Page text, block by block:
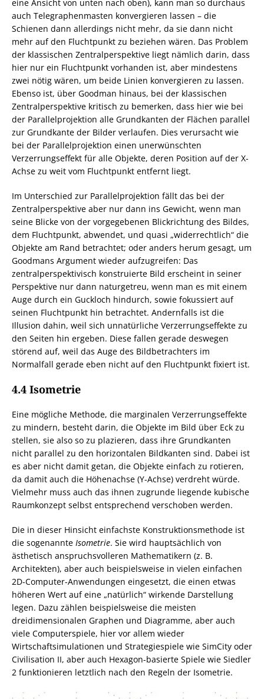
eine Ansicht von unten nach oben), kann man so durchaus
auch Telegraphenmasten konvergieren lassen – die
Schienen dann allerdings nicht mehr, da sie dann nicht
mehr auf den Fluchtpunkt zu beziehen wären. Das Problem
der klassischen Zentralperspektive liegt nämlich darin, dass
hier nur ein Fluchtpunkt vorhanden ist, aber mindestens
zwei nötig wären, um beide Linien konvergieren zu lassen.
Ebenso ist, über Goodman hinaus, bei der klassischen
Zentralperspektive kritisch zu bemerken, dass hier wie bei
der Parallelprojektion alle Grundkanten der Flächen parallel
zur Grundkante der Bilder verlaufen. Dies verursacht wie
bei der Parallelprojektion einen unerwünschten
Verzerrungseffekt für alle Objekte, deren Position auf der X-
Achse zu weit vom Fluchtpunkt entfernt liegt.
Im Unterschied zur Parallelprojektion fällt das bei der
Zentralperspektive aber nur dann ins Gewicht, wenn man
seine Blicke von der vorgegebenen Blickrichtung des Bildes,
dem Fluchtpunkt, abwendet, und quasi „widerrechtlich“ die
Objekte am Rand betrachtet; oder anders herum gesagt, um
Goodmans Argument wieder aufzugreifen: Das
zentralperspektivisch konstruierte Bild erscheint in seiner
Perspektive nur dann naturgetreu, wenn man es mit einem
Auge durch ein Guckloch hindurch, sowie fokussiert auf
seinen Fluchtpunkt hin betrachtet. Andernfalls ist die
Illusion dahin, weil sich unnatürliche Verzerrungseffekte zu
den Seiten hin ergeben. Diese fallen gerade deswegen
störend auf, weil das Auge des Bildbetrachters im
Normalfall gerade eben nicht auf den Fluchtpunkt fixiert ist.
4.4 Isometrie
Eine mögliche Methode, die marginalen Verzerrungseffekte
zu mindern, besteht darin, die Objekte im Bild über Eck zu
stellen, sie also so zu plazieren, dass ihre Grundkanten
nicht parallel zu den horizontalen Bildkanten sind. Dabei ist
es aber nicht damit getan, die Objekte einfach zu rotieren,
da damit auch die Höhenachse (Y-Achse) verdreht würde.
Vielmehr muss auch das ihnen zugrunde liegende kubische
Raumkonzept selbst entsprechend verschoben werden.
Die in dieser Hinsicht einfachste Konstruktionsmethode ist
die sogenannte Isometrie. Sie wird hauptsächlich von
ästhetisch anspruchsvolleren Mathematikern (z. B.
Architekten), aber auch beispielsweise in vielen einfachen
2D-Computer-Anwendungen eingesetzt, die einen etwas
höheren Wert auf eine „natürlich“ wirkende Darstellung
legen. Dazu zählen beispielsweise die meisten
dreidimensionalen Graphen und Diagramme, aber auch
viele Computerspiele, hier vor allem wieder
Wirtschaftsimulationen und Strategiespiele wie SimCity oder
Civilisation II, aber auch Hexagon-basierte Spiele wie Siedler
2 funktionieren letztlich nach den Regeln der Isometrie.